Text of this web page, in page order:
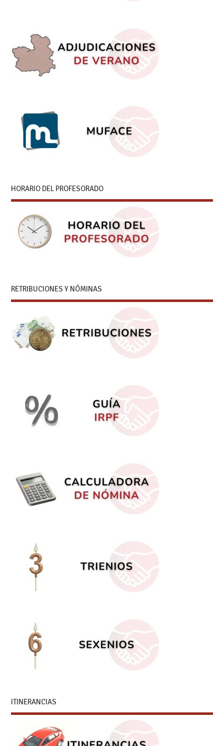
HORARIO DEL PROFESORADO
RETRIBUCIONES Y NÓMINAS
ITINERANCIAS